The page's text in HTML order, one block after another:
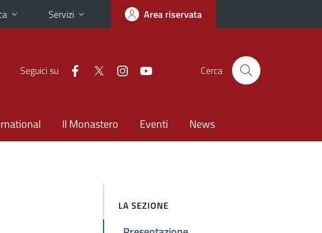
Servizi Area riservata
Seguici su Cerca
Il Monastero Eventi News
LA SEZIONE